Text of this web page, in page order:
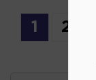
1 2